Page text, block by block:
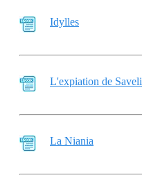
Idylles
L'expiation de Saveli
La Niania